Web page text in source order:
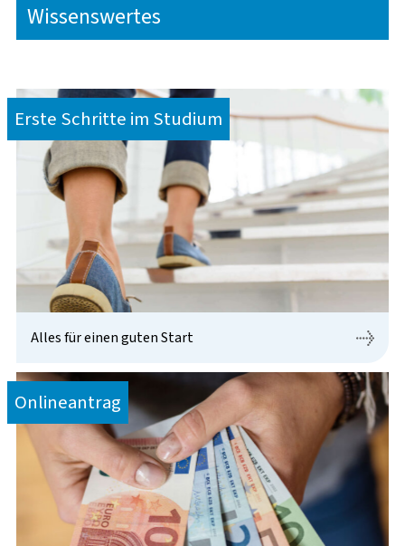
Wissenswertes
Erste Schritte im Studium
Alles für einen guten Start
Onlineantrag